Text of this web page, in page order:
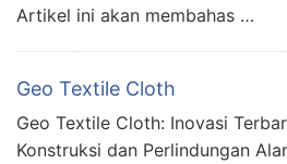
Artikel ini akan membahas …
Geo Textile Cloth
Geo Textile Cloth: Inovasi
Konstruksi dan Perlindungan